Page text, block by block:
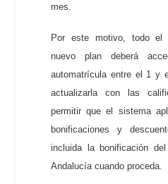
mes.
Por este motivo, todo el
nuevo plan deberá
automatrícula entre el 1 y
actualizarla con las
permitir que el sistema
bonificaciones y
incluida la bonificación
Andalucía cuando proceda.